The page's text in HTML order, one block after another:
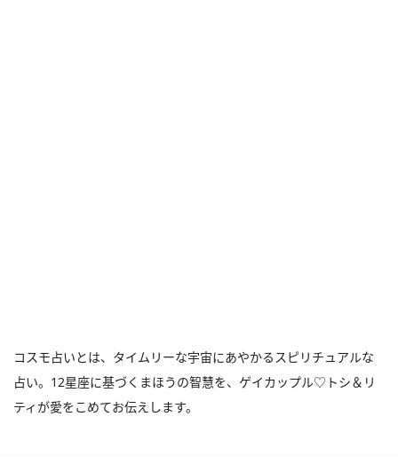
コスモ占いとは、タイムリーな宇宙にあやかるスピリチュアルな
占い。12星座に基づくまほうの智慧を、ゲイカップル♡トシ＆リ
ティが愛をこめてお伝えします。